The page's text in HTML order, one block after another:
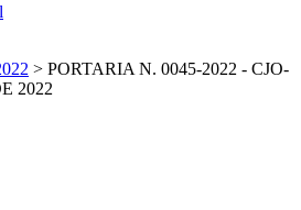
> PORTARIA N. 0045-2022 - CJO-
2022